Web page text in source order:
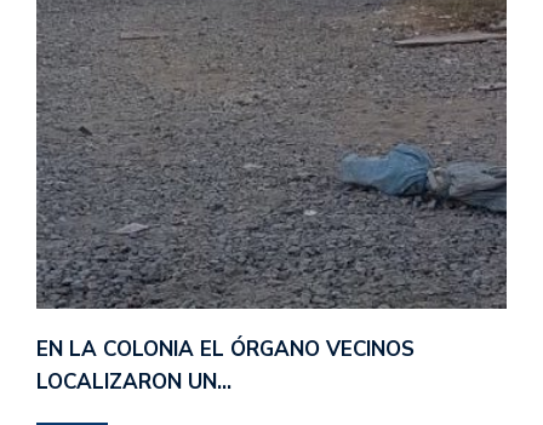
EN LA COLONIA EL ÓRGANO VECINOS
LOCALIZARON UN…